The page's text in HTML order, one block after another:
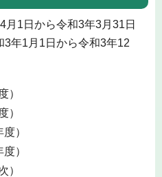
月1日から令和3年3月31日
3年1月1日から令和3年12
）
）
）
）
）